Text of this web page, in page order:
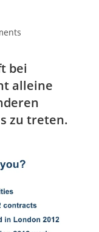
bei
alleine
zu treten.